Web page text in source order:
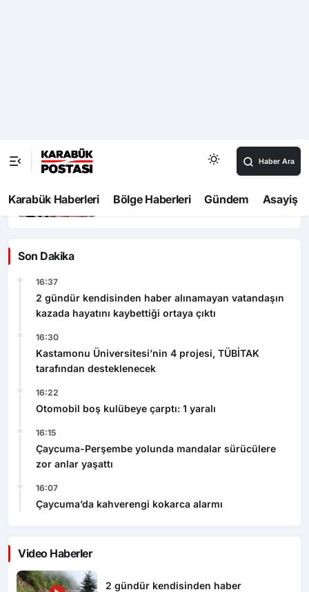
mutluluğu
Son Dakika
16:37
2 gündür kendisinden haber alınamayan vatandaşın
kazada hayatını kaybettiği ortaya çıktı
16:30
Kastamonu Üniversitesi’nin 4 projesi, TÜBİTAK
tarafından desteklenecek
16:22
Otomobil boş kulübeye çarptı: 1 yaralı
16:15
Çaycuma-Perşembe yolunda mandalar sürücülere
zor anlar yaşattı
16:07
Çaycuma’da kahverengi kokarca alarmı
Video Haberler
2 gündür kendisinden haber